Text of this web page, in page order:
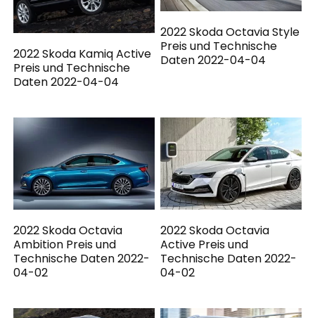
2022 Skoda Kamiq Active
Preis und Technische
Daten 2022-04-04
2022 Skoda Octavia Style
Preis und Technische
Daten 2022-04-04
2022 Skoda Octavia
Ambition Preis und
Technische Daten 2022-
04-02
2022 Skoda Octavia
Active Preis und
Technische Daten 2022-
04-02